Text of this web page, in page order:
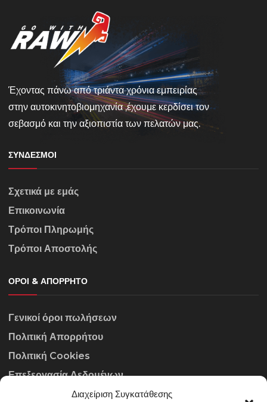
Διαχείριση Συγκατάθεσης
Έχοντας πάνω από τριάντα χρόνια εμπειρίας
στην αυτοκινητοβιομηχανία ,έχουμε κερδίσει τον
σεβασμό και την αξιοπιστία των πελατών μας.
ΣΎΝΔΕΣΜΟΙ
Σχετικά με εμάς
Επικοινωνία
Τρόποι Πληρωμής
Τρόποι Αποστολής
ΌΡΟΙ & ΑΠΌΡΡΗΤΟ
Γενικοί όροι πωλήσεων
Πολιτική Απορρήτου
Πολιτική Cookies
Επεξεργασία Δεδομένων